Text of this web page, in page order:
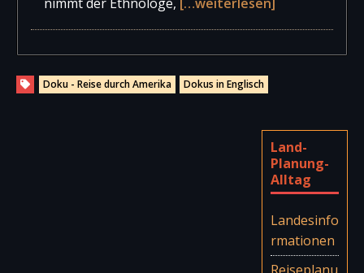
Doku - Reise durch Amerika Dokus in Englisch
Land-
Planung-
Alltag
Landesinfo
rmationen
Reiseplanu